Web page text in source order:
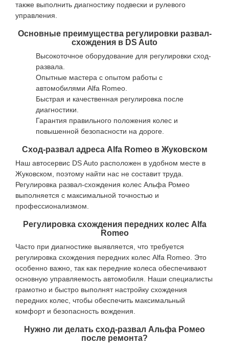
также выполнить диагностику подвески и рулевого
управления.
Основные преимущества регулировки развал-
схождения в DS Auto
Высокоточное оборудование для регулировки сход-
развала.
Опытные мастера с опытом работы с
автомобилями Alfa Romeo.
Быстрая и качественная регулировка после
диагностики.
Гарантия правильного положения колес и
повышенной безопасности на дороге.
Сход-развал адреса Alfa Romeo в Жуковском
Наш автосервис DS Auto расположен в удобном месте в
Жуковском, поэтому найти нас не составит труда.
Регулировка развал-схождения колес Альфа Ромео
выполняется с максимальной точностью и
профессионализмом.
Регулировка схождения передних колес Alfa
Romeo
Часто при диагностике выявляется, что требуется
регулировка схождения передних колес Alfa Romeo. Это
особенно важно, так как передние колеса обеспечивают
основную управляемость автомобиля. Наши специалисты
грамотно и быстро выполнят настройку схождения
передних колес, чтобы обеспечить максимальный
комфорт и безопасность вождения.
Нужно ли делать сход-развал Альфа Ромео
после ремонта?